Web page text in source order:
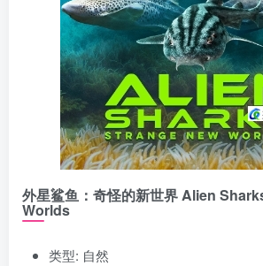
外星鲨鱼：奇怪的新世界 Alien
Worlds
类型: 自然